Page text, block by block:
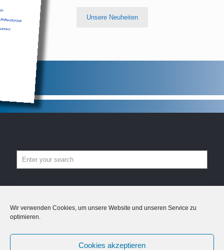
Wir verwenden Cookies, um unsere Website und unseren Service zu
optimieren.
Cookies akzeptieren
Unsere Neuheiten
EU Coockies